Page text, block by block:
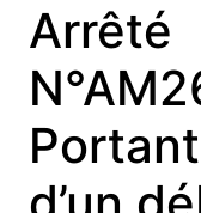
Arrêté